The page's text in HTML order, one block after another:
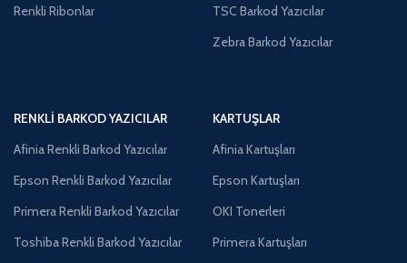
Renkli Ribonlar
TSC Barkod Yazıcılar
Zebra Barkod Yazıcılar
RENKLI BARKOD YAZICILAR
Afinia Renkli Barkod Yazıcılar
Epson Renkli Barkod Yazıcılar
Primera Renkli Barkod Yazıcılar
Toshiba Renkli Barkod Yazıcılar
KARTUŞLAR
Afinia Kartuşları
Epson Kartuşları
OKI Tonerleri
Primera Kartuşları